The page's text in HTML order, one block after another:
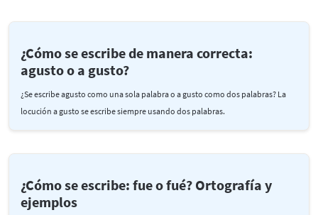
¿Cómo se escribe de manera correcta:
agusto o a gusto?
¿Se escribe agusto como una sola palabra o a gusto como dos palabras? La
locución a gusto se escribe siempre usando dos palabras.
¿Cómo se escribe: fue o fué? Ortografía y
ejemplos